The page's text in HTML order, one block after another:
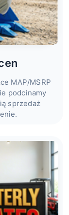
MAP/MSRP
podcinamy
sprzedaż